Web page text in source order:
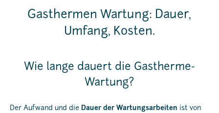
Gasthermen Wartung: Dauer,
Umfang, Kosten.
Wie lange dauert die Gastherme-
Wartung?
Der Aufwand und die Dauer der Wartungsarbeiten ist von